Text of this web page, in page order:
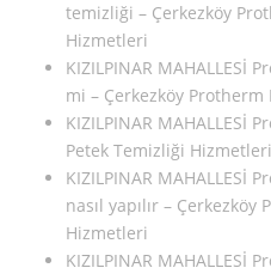
temizliği – Çerkezköy
Hizmetleri
KIZILPINAR MAHALLESİ
mi – Çerkezköy
KIZILPINAR MAHALLESİ
Petek Temizliği Hizmetleri
KIZILPINAR MAHALLESİ
nasıl yapılır –
Hizmetleri
KIZILPINAR MAHALLESİ